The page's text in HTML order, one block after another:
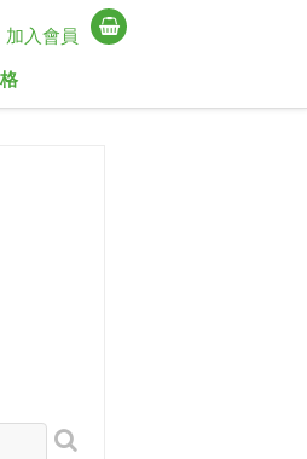
加入會員